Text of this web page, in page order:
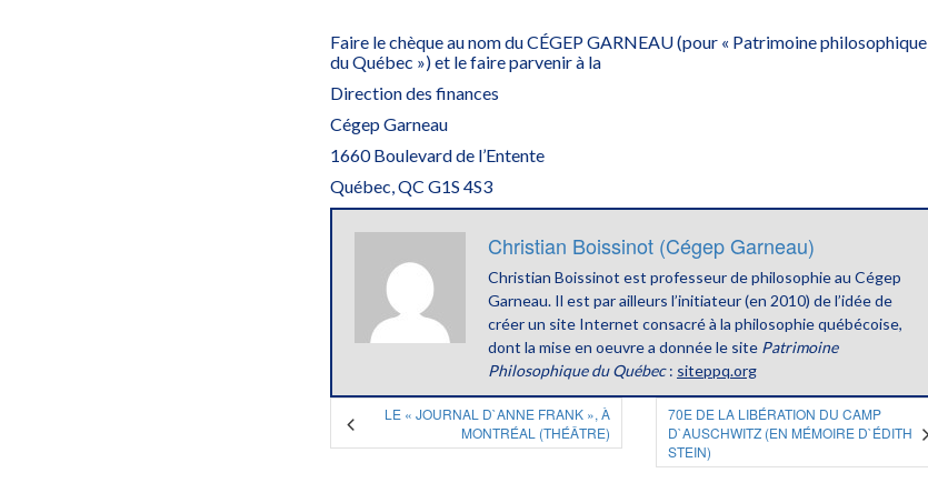
Faire le chèque au nom du CÉGEP GARNEAU (pour « Patrimoine philosophique
du Québec ») et le faire parvenir à la
Direction des finances
Cégep Garneau
1660 Boulevard de l’Entente
Québec, QC G1S 4S3
Christian Boissinot (Cégep Garneau)
Christian Boissinot est professeur de philosophie au Cégep
Garneau. Il est par ailleurs l’initiateur (en 2010) de l’idée de
créer un site Internet consacré à la philosophie québécoise,
dont la mise en oeuvre a donnée le site Patrimoine
Philosophique du Québec: siteppq.org
LE « JOURNAL D`ANNE FRANK », À
MONTRÉAL (THÉÂTRE)
70E DE LA LIBÉRATION DU CAMP
D`AUSCHWITZ (EN MÉMOIRE D`ÉDITH
STEIN)